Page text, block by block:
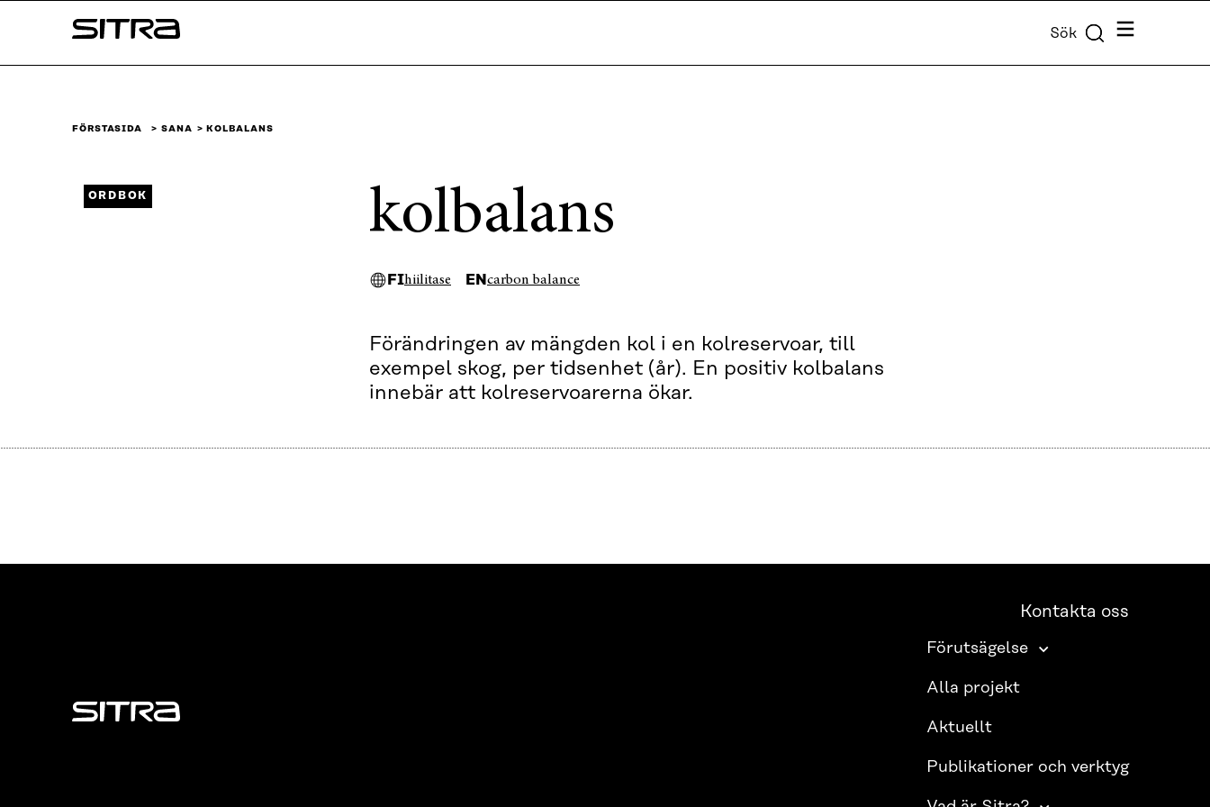
↓
Sitra Sök Meny
FÖRSTASIDA SANA KOLBALANS
kolbalans
FIhiilitase EN carbon balance
Förändringen av mängden kol i en kolreservoar, till
exempel skog, per tidsenhet (år). En positiv kolbalans
innebär att kolreservoarerna ökar.
ORDBOK
Sitra
Kontakta oss
Förutsägelse
Alla projekt
Aktuellt
Publikationer och verktyg